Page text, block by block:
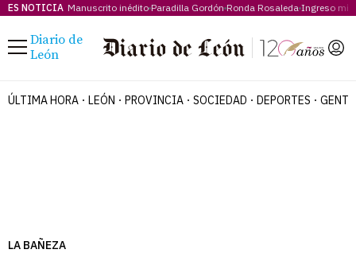
ES NOTICIA Manuscrito inédito Paradilla Gordón Ronda Rosaleda Ingreso
Menú
Diario de
León
ÚLTIMA HORA LEÓN PROVINCIA SOCIEDAD DEPORTES GENTE
LA BAÑEZA